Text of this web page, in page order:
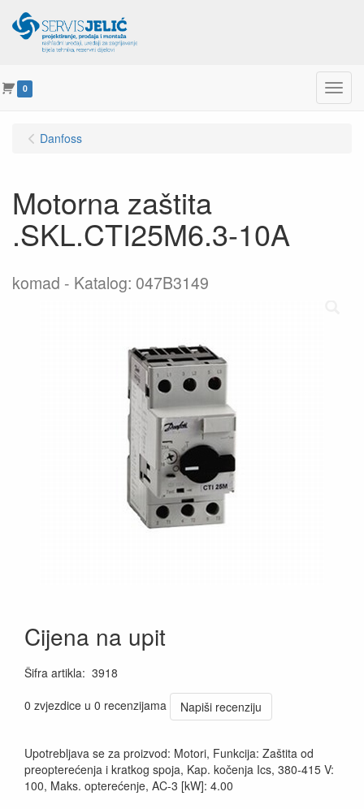
0 Menu
Danfoss
Motorna zaštita
.SKL.CTI25M6.3-10A
komad Katalog: 047B3149
Cijena na upit
Šifra artikla: 3918
0 zvjezdice u 0 recenzijama
Napiši recenziju
Upotrebljava se za proizvod: Motori, Funkcija: Zaštita od
preopterećenja i kratkog spoja, Kap. kočenja Ics, 380-415 V:
100, Maks. opterećenje, AC-3 [kW]: 4.00